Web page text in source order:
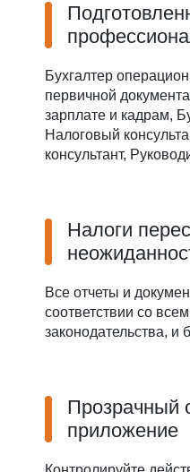
Бухгалтер
первичной
зарплате и кадрам,
Налоговый
консультант,
Налоги
Все отчеты и
соответствии со
законодательства,
Прозрачный
приложение